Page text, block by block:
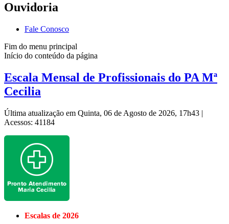
Ouvidoria
Fale Conosco
Fim do menu principal
Início do conteúdo da página
Escala Mensal de Profissionais do PA Mª
Cecilia
Última atualização em Quinta, 06 de Agosto de 2026, 17h43 |
Acessos: 41184
Escalas de 2026